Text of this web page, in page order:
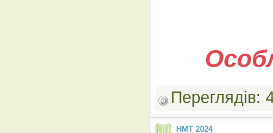
НМТ 2024